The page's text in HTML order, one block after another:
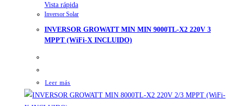
Vista rápida
Inversor Solar
INVERSOR GROWATT MIN MIN 9000TL-X2 220V 3
MPPT (WiFi-X INCLUIDO)
Leer más